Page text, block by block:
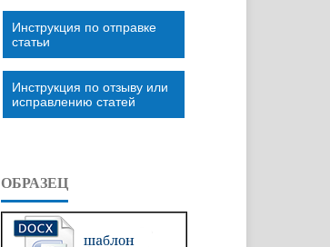
Инструкция по отправке
статьи
Инструкция по отзыву или
исправлению статей
ОБРАЗЕЦ